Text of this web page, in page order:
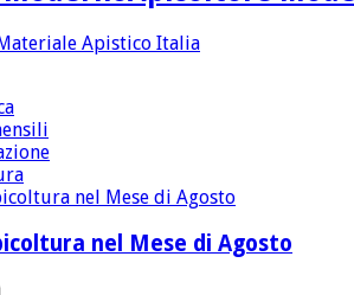
nel Mese di Agosto